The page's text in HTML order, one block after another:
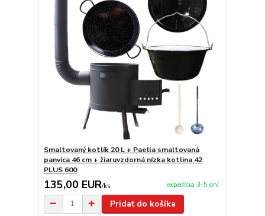
Smaltovaný kotlík 20 L + Paella smaltovaná
panvica 46 cm + žiaruvzdorná nízka kotlina 42
PLUS 600
135,00 EUR/ks expedícia 3-5 dní
Pridať do košíka